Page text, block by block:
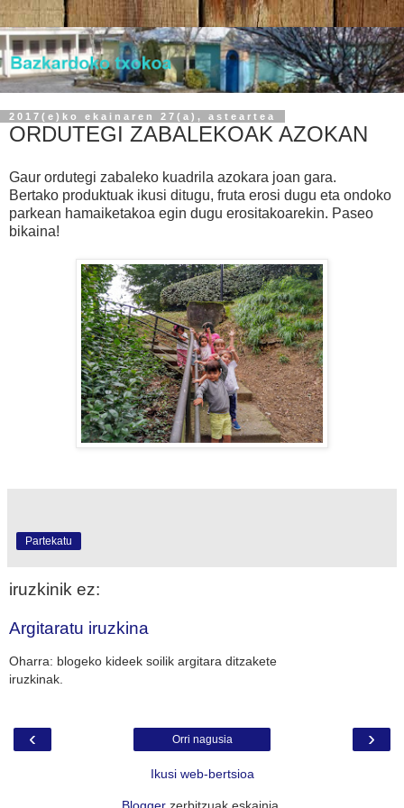
2017(e)ko ekainaren 27(a), asteartea
ORDUTEGI ZABALEKOAK AZOKAN
Gaur ordutegi zabaleko kuadrila azokara joan gara.
Bertako produktuak ikusi ditugu, fruta erosi dugu eta ondoko
parkean hamaiketakoa egin dugu erositakoarekin. Paseo
bikaina!
Partekatu
iruzkinik ez:
Argitaratu iruzkina
Oharra: blogeko kideek soilik argitara ditzakete
iruzkinak.
‹ ›
Orri nagusia
Ikusi web-bertsioa